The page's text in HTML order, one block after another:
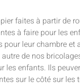
faites à partir de
à faire pour les
pour leur chambre et
autre de nos
les enfants. Ils
sur le côté sur les